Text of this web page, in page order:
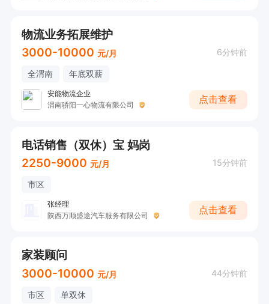
物流业务拓展维护
3000-10000 元/月 6分钟前
全渭南 年底双薪
安能物流企业
渭南骄阳一心物流有限公司
点击查看
电话销售（双休）宝 妈岗
2250-9000 元/月 15分钟前
市区
张经理
陕西万顺盛途汽车服务有限公司
点击查看
家装顾问
3000-10000 元/月 44分钟前
市区 单双休